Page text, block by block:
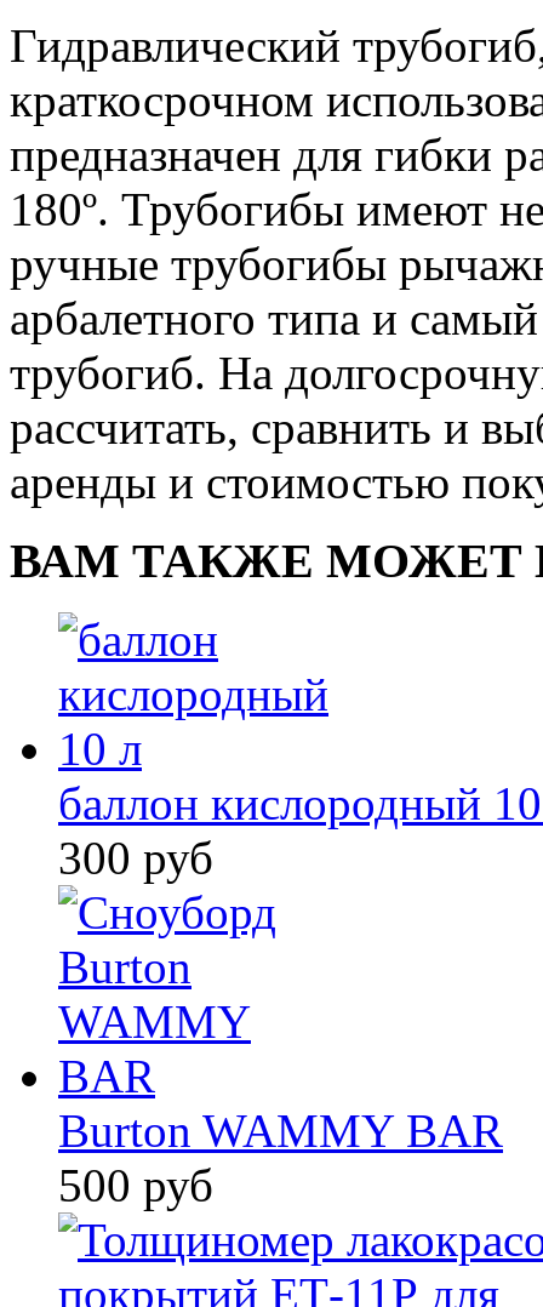
Гидравлический
краткосрочном
предназначен для гибки
180º. Трубогибы имеют
ручные трубогибы
арбалетного типа и
трубогиб. На
рассчитать, сравнить и
аренды и стоимостью
ВАМ ТАКЖЕ МОЖЕТ
баллон кислородный
300 руб
Burton WAMMY BAR
500 руб